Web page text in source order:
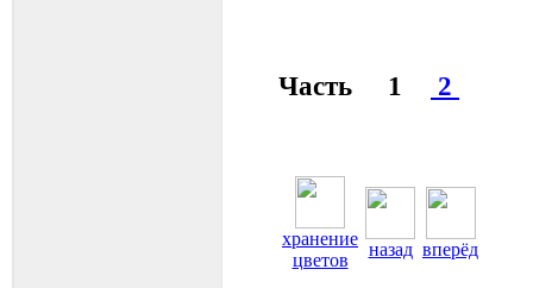
Часть 1 2
хранение
цветов
назад вперёд